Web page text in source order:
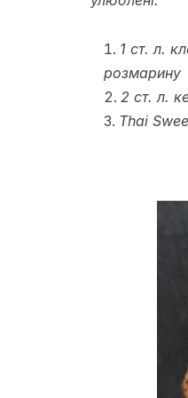
1 ст. л.
розмарину
2 ст. л.
Thai